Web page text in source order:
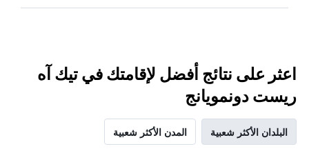
اعثر على نتائج أفضل لإقامتك في تيك آه
ريست دونمويانج
البلدان الأكثر شعبية المدن الأكثر شعبية